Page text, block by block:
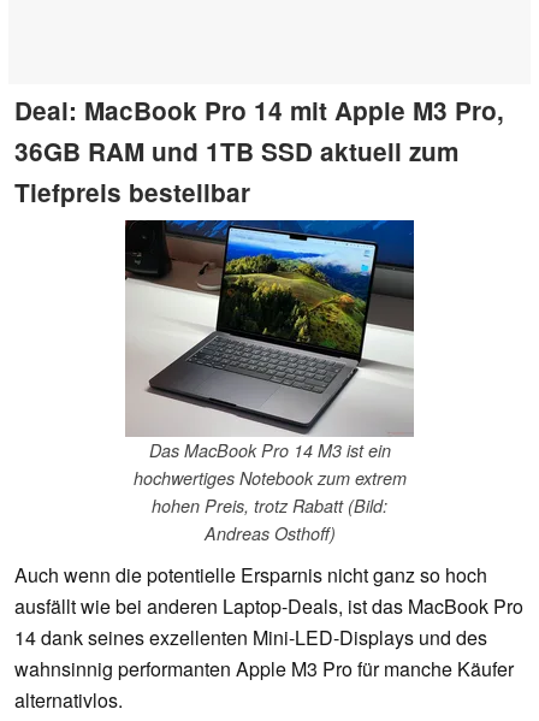
Deal: MacBook Pro 14 mit Apple M3 Pro,
36GB RAM und 1TB SSD aktuell zum
Tiefpreis bestellbar
Das MacBook Pro 14 M3 ist ein
hochwertiges Notebook zum extrem
hohen Preis, trotz Rabatt (Bild:
Andreas Osthoff)
Auch wenn die potentielle Ersparnis nicht ganz so hoch
ausfällt wie bei anderen Laptop-Deals, ist das MacBook Pro
14 dank seines exzellenten Mini-LED-Displays und des
wahnsinnig performanten Apple M3 Pro für manche Käufer
alternativlos.